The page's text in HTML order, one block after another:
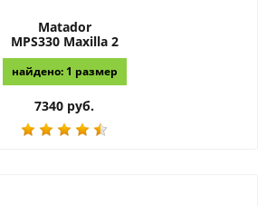
Matador
MPS330 Maxilla 2
найдено: 1 размер
7340 руб.